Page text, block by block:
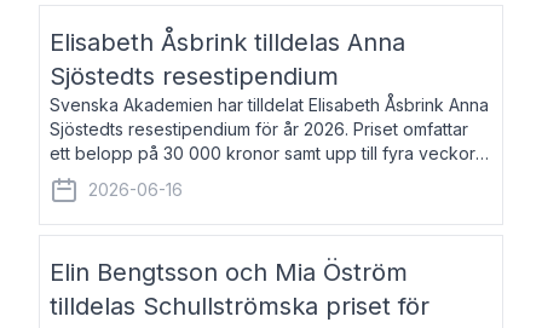
Elisabeth Åsbrink tilldelas Anna
Sjöstedts resestipendium
Svenska Akademien har tilldelat Elisabeth Åsbrink Anna
Sjöstedts resestipendium för år 2026. Priset omfattar
ett belopp på 30 000 kronor samt upp till fyra veckors
fri vistelse i Akademiens lägenhet i Berlin. Elisabeth
Åsbrink, född 1965 oc
2026-06-16
Elin Bengtsson och Mia Öström
tilldelas Schullströmska priset för